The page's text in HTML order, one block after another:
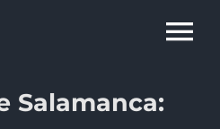
Salamanca: